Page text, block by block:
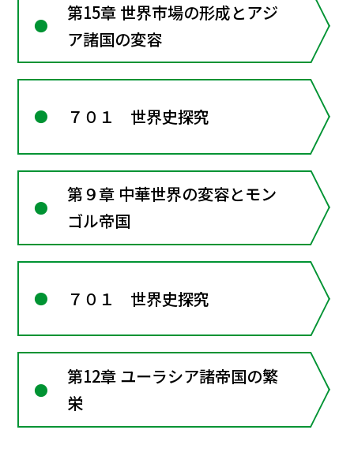
第15章 世界市場の形成とアジ
ア諸国の変容
７０１ 世界史探究
第９章 中華世界の変容とモン
ゴル帝国
７０１ 世界史探究
第12章 ユーラシア諸帝国の繁
栄